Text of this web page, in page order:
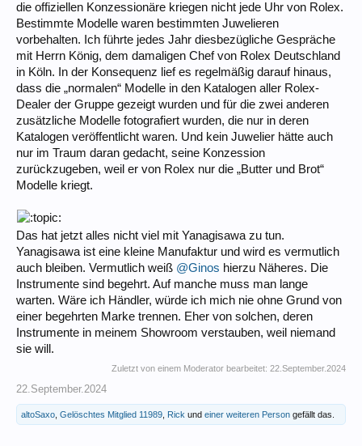
die offiziellen Konzessionäre kriegen nicht jede Uhr von Rolex.
Bestimmte Modelle waren bestimmten Juwelieren
vorbehalten. Ich führte jedes Jahr diesbezügliche Gespräche
mit Herrn König, dem damaligen Chef von Rolex Deutschland
in Köln. In der Konsequenz lief es regelmäßig darauf hinaus,
dass die „normalen“ Modelle in den Katalogen aller Rolex-
Dealer der Gruppe gezeigt wurden und für die zwei anderen
zusätzliche Modelle fotografiert wurden, die nur in deren
Katalogen veröffentlicht waren. Und kein Juwelier hätte auch
nur im Traum daran gedacht, seine Konzession
zurückzugeben, weil er von Rolex nur die „Butter und Brot“
Modelle kriegt.
Das hat jetzt alles nicht viel mit Yanagisawa zu tun.
Yanagisawa ist eine kleine Manufaktur und wird es vermutlich
auch bleiben. Vermutlich weiß @Ginos hierzu Näheres. Die
Instrumente sind begehrt. Auf manche muss man lange
warten. Wäre ich Händler, würde ich mich nie ohne Grund von
einer begehrten Marke trennen. Eher von solchen, deren
Instrumente in meinem Showroom verstauben, weil niemand
sie will.
Zuletzt von einem Moderator bearbeitet: 22.September.2024
22.September.2024
altoSaxo Gelöschtes Mitglied 11989 Rick und einer weiteren Person gefällt das.